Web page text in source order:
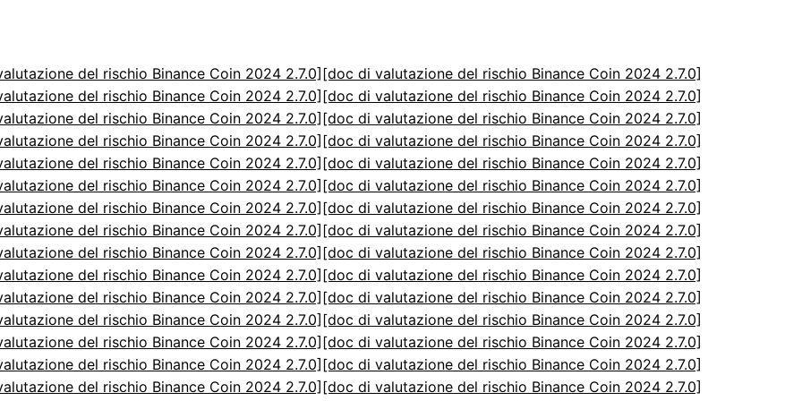
del rischio Binance Coin 2024 2.7.0] [doc di valutazione del rischio Binance Coin 2024 2.7.0]
del rischio Binance Coin 2024 2.7.0] [doc di valutazione del rischio Binance Coin 2024 2.7.0]
del rischio Binance Coin 2024 2.7.0] [doc di valutazione del rischio Binance Coin 2024 2.7.0]
del rischio Binance Coin 2024 2.7.0] [doc di valutazione del rischio Binance Coin 2024 2.7.0]
del rischio Binance Coin 2024 2.7.0] [doc di valutazione del rischio Binance Coin 2024 2.7.0]
del rischio Binance Coin 2024 2.7.0] [doc di valutazione del rischio Binance Coin 2024 2.7.0]
del rischio Binance Coin 2024 2.7.0] [doc di valutazione del rischio Binance Coin 2024 2.7.0]
del rischio Binance Coin 2024 2.7.0] [doc di valutazione del rischio Binance Coin 2024 2.7.0]
del rischio Binance Coin 2024 2.7.0] [doc di valutazione del rischio Binance Coin 2024 2.7.0]
del rischio Binance Coin 2024 2.7.0] [doc di valutazione del rischio Binance Coin 2024 2.7.0]
del rischio Binance Coin 2024 2.7.0] [doc di valutazione del rischio Binance Coin 2024 2.7.0]
del rischio Binance Coin 2024 2.7.0] [doc di valutazione del rischio Binance Coin 2024 2.7.0]
del rischio Binance Coin 2024 2.7.0] [doc di valutazione del rischio Binance Coin 2024 2.7.0]
del rischio Binance Coin 2024 2.7.0] [doc di valutazione del rischio Binance Coin 2024 2.7.0]
del rischio Binance Coin 2024 2.7.0] [doc di valutazione del rischio Binance Coin 2024 2.7.0]